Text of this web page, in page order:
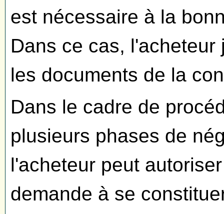
est nécessaire à la
Dans ce cas,
les documents de la
Dans le cadre de
plusieurs phases de
l'acheteur peut
demande à se